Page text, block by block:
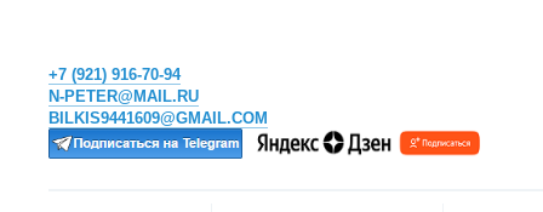
+7 (921) 916-70-94
N-PETER@MAIL.RU
BILKIS9441609@GMAIL.COM